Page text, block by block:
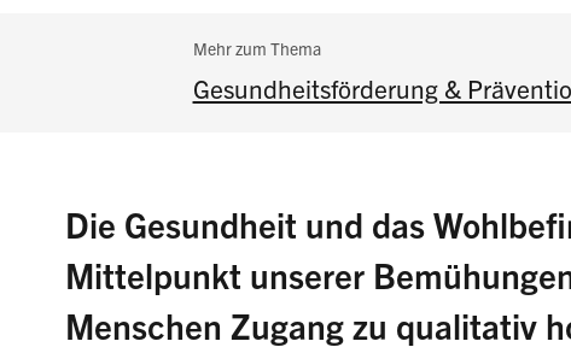
Subnavigation:
Mehr zum Thema
Gesundheitsförderung &
Die Gesundheit und das
Mittelpunkt unserer
Menschen Zugang zu qualitativ